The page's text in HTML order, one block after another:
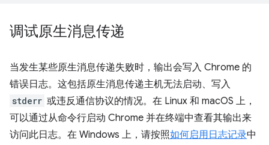
调试原生消息传递
当发生某些原生消息传递失败时，输出会写入 Chrome 的
错误日志。这包括原生消息传递主机无法启动、写入
stderr 或违反通信协议的情况。在 Linux 和 macOS 上，
可以通过从命令行启动 Chrome 并在终端中查看其输出来
访问此日志。在 Windows 上，请按照如何启用日志记录中